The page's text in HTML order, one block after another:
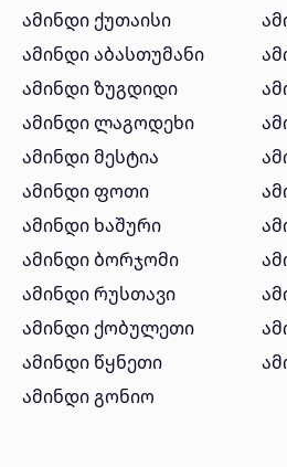
ამინდი ქუთაისი
ამინდი აბასთუმანი
ამინდი ზუგდიდი
ამინდი ლაგოდეხი
ამინდი მესტია
ამინდი ფოთი
ამინდი ხაშური
ამინდი ბორჯომი
ამინდი რუსთავი
ამინდი ქობულეთი
ამინდი წყნეთი
ამინდი გონიო